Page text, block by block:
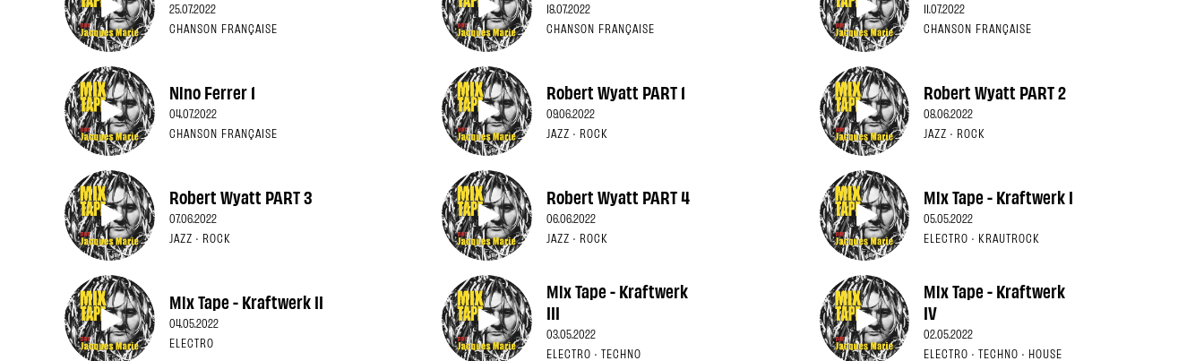
25.07.2022
CHANSON FRANÇAISE
18.07.2022
CHANSON FRANÇAISE
11.07.2022
CHANSON FRANÇAISE
Nino Ferrer 1
04.07.2022
CHANSON FRANÇAISE
Robert Wyatt PART 1
09.06.2022
JAZZ · ROCK
Robert Wyatt PART 2
08.06.2022
JAZZ · ROCK
Robert Wyatt PART 3
07.06.2022
JAZZ · ROCK
Robert Wyatt PART 4
06.06.2022
JAZZ · ROCK
Mix Tape - Kraftwerk I
05.05.2022
ELECTRO · KRAUTROCK
Mix Tape - Kraftwerk II
04.05.2022
ELECTRO
Mix Tape - Kraftwerk
III
03.05.2022
ELECTRO · TECHNO
Mix Tape - Kraftwerk
IV
02.05.2022
ELECTRO · TECHNO · HOUSE